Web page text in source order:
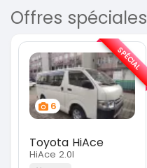
Offres spéciales
6
Toyota HiAce
HiAce 2.0l
SPÉCIAL